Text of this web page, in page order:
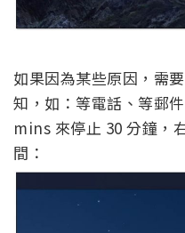
如果因為某些原因，需
知，如：等電話、等郵
mins 來停止 30 分鐘，
間：